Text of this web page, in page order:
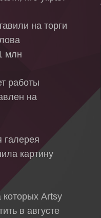
на торги
млн
работы
на
галерея
картину
Artsy
в августе